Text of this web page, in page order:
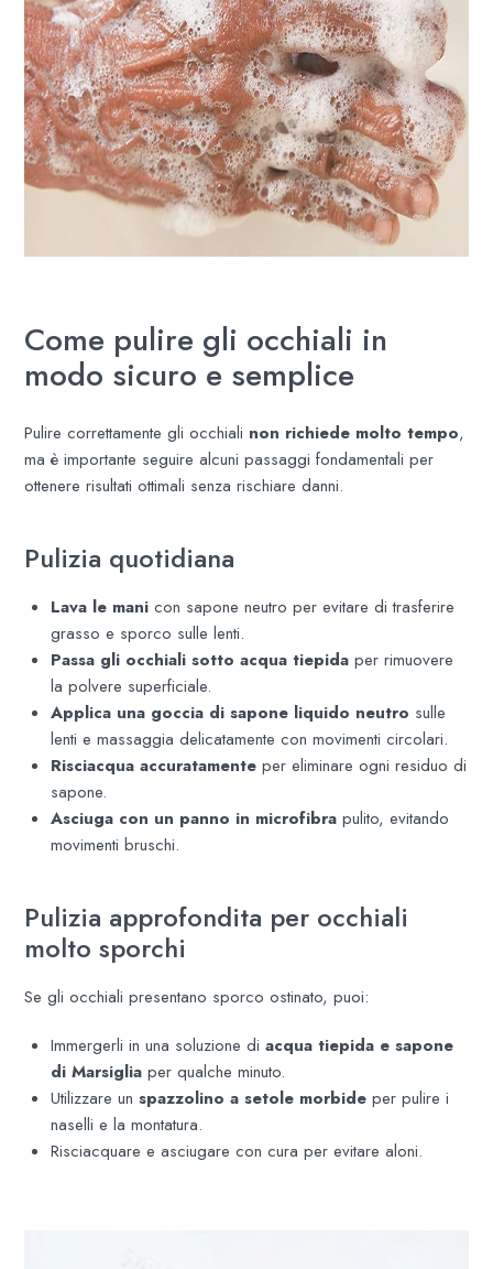
Come pulire gli occhiali in
modo sicuro e semplice
Pulire correttamente gli occhiali non richiede molto tempo,
ma è importante seguire alcuni passaggi fondamentali per
ottenere risultati ottimali senza rischiare danni.
Pulizia quotidiana
Lava le mani con sapone neutro per evitare di trasferire
grasso e sporco sulle lenti.
Passa gli occhiali sotto acqua tiepida per rimuovere
la polvere superficiale.
Applica una goccia di sapone liquido neutro sulle
lenti e massaggia delicatamente con movimenti circolari.
Risciacqua accuratamente per eliminare ogni residuo di
sapone.
Asciuga con un panno in microfibra pulito, evitando
movimenti bruschi.
Pulizia approfondita per occhiali
molto sporchi
Se gli occhiali presentano sporco ostinato, puoi:
Immergerli in una soluzione diacqua tiepida e sapone
di Marsiglia per qualche minuto.
Utilizzare unspazzolino a setole morbide per pulire i
naselli e la montatura.
Risciacquare e asciugare con cura per evitare aloni.